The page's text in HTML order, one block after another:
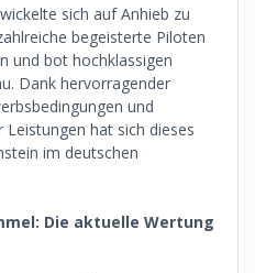
sich auf Anhieb zu
begeisterte Piloten
und bot hochklassigen
Dank hervorragender
und
hat sich dieses
im deutschen
Die aktuelle Wertung